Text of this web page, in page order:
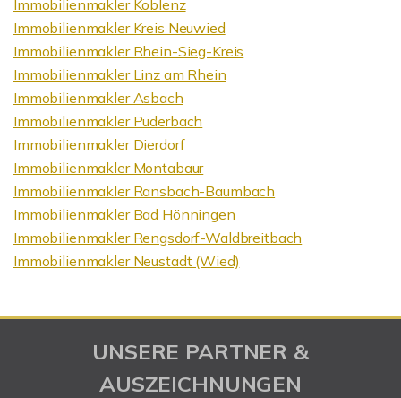
Immobilienmakler Koblenz
Immobilienmakler Kreis Neuwied
Immobilienmakler Rhein-Sieg-Kreis
Immobilienmakler Linz am Rhein
Immobilienmakler Asbach
Immobilienmakler Puderbach
Immobilienmakler Dierdorf
Immobilienmakler Montabaur
Immobilienmakler Ransbach-Baumbach
Immobilienmakler Bad Hönningen
Immobilienmakler Rengsdorf-Waldbreitbach
Immobilienmakler Neustadt (Wied)
UNSERE PARTNER &
AUSZEICHNUNGEN